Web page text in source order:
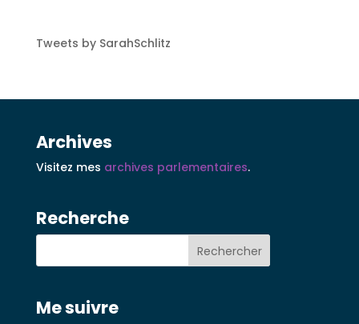
Tweets by SarahSchlitz
Archives
Visitez mes archives parlementaires.
Recherche
Me suivre